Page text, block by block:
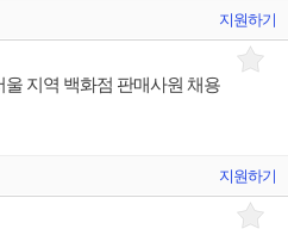
지원하기
지역 백화점 판매사원 채용
지원하기